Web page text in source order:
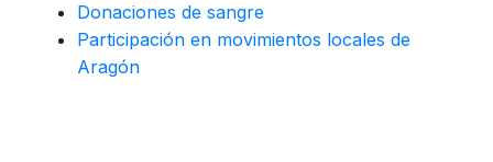
Donaciones de sangre
Participación en movimientos locales de
Aragón